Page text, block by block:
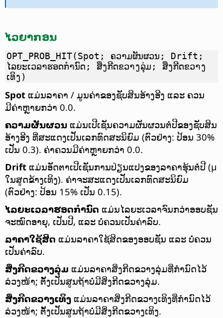
ໄວຍາກອນ
OPT_PROB_HIT(Spot; ຄວາມຜັນຜວນ; Drift;
ໄລຍະເວລາຮອດກຳນົດ; ສິ່ງກີດຂວາງລຸ່ມ; ສິ່ງກີດຂວາງ
ເທິງ)
Spot ແມ່ນລາຄາ / ມູນຄ່າຂອງຊັບສິນອ້າງອີງ ແລະ ຄວນ
ມີຄ່າຫຼາຍກວ່າ 0.0.
ຄວາມຜັນຜວນ ແມ່ນເປີເຊັນຄວາມຜັນຜວນຕໍ່ປີຂອງຊັບສິນ
ອ້າງອີງ ທີ່ສະແດງເປັນເລກທົດສະນິຍົມ (ຕົວຢ່າງ: ປ້ອນ 30%
ເປັນ 0.3). ຄ່າຄວນມີຄ່າຫຼາຍກວ່າ 0.0.
Drift ແມ່ນອັດຕາເປີເຊັນການປ່ຽນແປງຂອງລາຄາຮຸ້ນຕໍ່ປີ (µ
ໃນສູດຂ້າງເທິງ). ຄ່າຈະສະແດງເປັນເລກທົດສະນິຍົມ
(ຕົວຢ່າງ: ປ້ອນ 15% ເປັນ 0.15).
ໄລຍະເວລາຮອດກຳນົດ ແມ່ນໄລຍະເວລາຈົນກວ່າອອບຊັນ
ຈະໝົດອາຍຸ, ເປັນປີ, ແລະ ບໍ່ຄວນເປັນຄ່າລົບ.
ລາຄາໃຊ້ສິດ ແມ່ນລາຄາໃຊ້ສິດຂອງອອບຊັນ ແລະ ບໍ່ຄວນ
ເປັນຄ່າລົບ.
ສິ່ງກີດຂວາງລຸ່ມ ແມ່ນລາຄາສິ່ງກີດຂວາງລຸ່ມທີ່ກຳນົດໄວ້
ລ່ວງໜ້າ; ຕັ້ງເປັນສູນຖ້າບໍ່ມີສິ່ງກີດຂວາງລຸ່ມ.
ສິ່ງກີດຂວາງເທິງ ແມ່ນລາຄາສິ່ງກີດຂວາງເທິງທີ່ກຳນົດໄວ້
ລ່ວງໜ້າ; ຕັ້ງເປັນສູນຖ້າບໍ່ມີສິ່ງກີດຂວາງເທິງ.